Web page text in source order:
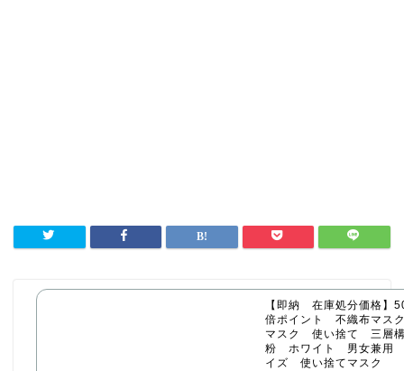
【即納 在庫処分価格
倍ポイント 不織布マ
マスク 使い捨て 三層
粉 ホワイト 男女兼用
イズ 使い捨てマスク